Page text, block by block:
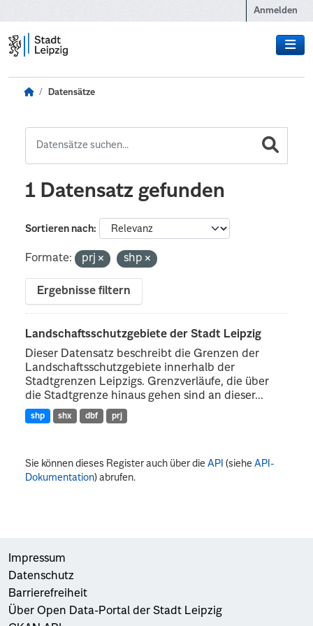
Anmelden
Datensätze
1 Datensatz gefunden
Sortieren nach
Formate: prj shp
Ergebnisse filtern
Landschaftsschutzgebiete der Stadt Leipzig
Dieser Datensatz beschreibt die Grenzen der
Landschaftsschutzgebiete innerhalb der
Stadtgrenzen Leipzigs. Grenzverläufe, die über
die Stadtgrenze hinaus gehen sind an dieser...
shp shx dbf prj
Sie können dieses Register auch über dieAPI (sieheAPI-
Dokumentation) abrufen.
Impressum
Datenschutz
Barrierefreiheit
Über Open Data-Portal der Stadt Leipzig